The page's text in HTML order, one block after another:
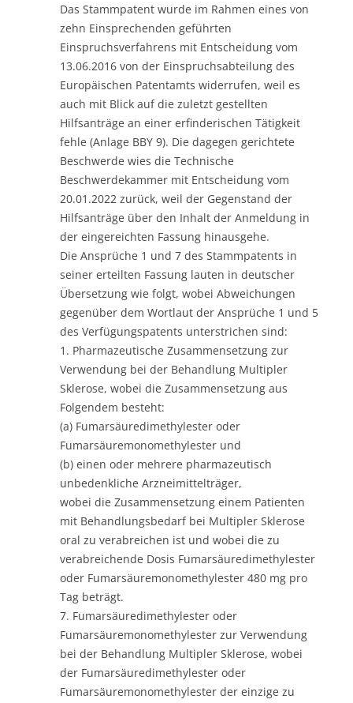
Das Stammpatent wurde im Rahmen eines von
zehn Einsprechenden geführten
Einspruchsverfahrens mit Entscheidung vom
13.06.2016 von der Einspruchsabteilung des
Europäischen Patentamts widerrufen, weil es
auch mit Blick auf die zuletzt gestellten
Hilfsanträge an einer erfinderischen Tätigkeit
fehle (Anlage BBY 9). Die dagegen gerichtete
Beschwerde wies die Technische
Beschwerdekammer mit Entscheidung vom
20.01.2022 zurück, weil der Gegenstand der
Hilfsanträge über den Inhalt der Anmeldung in
der eingereichten Fassung hinausgehe.
Die Ansprüche 1 und 7 des Stammpatents in
seiner erteilten Fassung lauten in deutscher
Übersetzung wie folgt, wobei Abweichungen
gegenüber dem Wortlaut der Ansprüche 1 und 5
des Verfügungspatents unterstrichen sind:
1. Pharmazeutische Zusammensetzung zur
Verwendung bei der Behandlung Multipler
Sklerose, wobei die Zusammensetzung aus
Folgendem besteht:
(a) Fumarsäuredimethylester oder
Fumarsäuremonomethylester und
(b) einen oder mehrere pharmazeutisch
unbedenkliche Arzneimittelträger,
wobei die Zusammensetzung einem Patienten
mit Behandlungsbedarf bei Multipler Sklerose
oral zu verabreichen ist und wobei die zu
verabreichende Dosis Fumarsäuredimethylester
oder Fumarsäuremonomethylester 480 mg pro
Tag beträgt.
7. Fumarsäuredimethylester oder
Fumarsäuremonomethylester zur Verwendung
bei der Behandlung Multipler Sklerose, wobei
der Fumarsäuredimethylester oder
Fumarsäuremonomethylester der einzige zu